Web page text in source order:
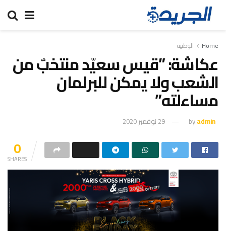
Home الوطنية
عكاشة: ”قيس سعيّد منتخبٌ من
الشعب ولا يمكن للبرلمان
مساءلته”
byadmin 29 نوفمبر 2020
0
SHARES